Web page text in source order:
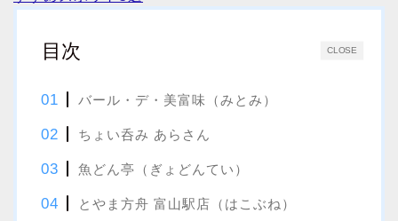
CLOSE
目次
バール・デ・美富味（みとみ）
ちょい呑み あらさん
魚どん亭（ぎょどんてい）
とやま方舟 富山駅店（はこぶね）